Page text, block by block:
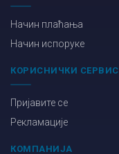
Начин плаћања
Начин испоруке
КОРИСНИЧКИ СЕРВИС
Пријавите се
Рекламације
КОМПАНИЈА